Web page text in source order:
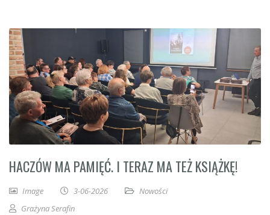
HACZÓW MA PAMIĘĆ. I TERAZ MA TEŻ KSIĄŻKĘ!
Image 3-06-2026
Nowości
Grażyna Serafin